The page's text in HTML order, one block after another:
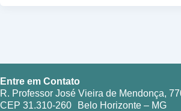
Entre em Contato
R. Professor José Vieira de Mendonça,
CEP 31.310-260 Belo Horizonte – MG